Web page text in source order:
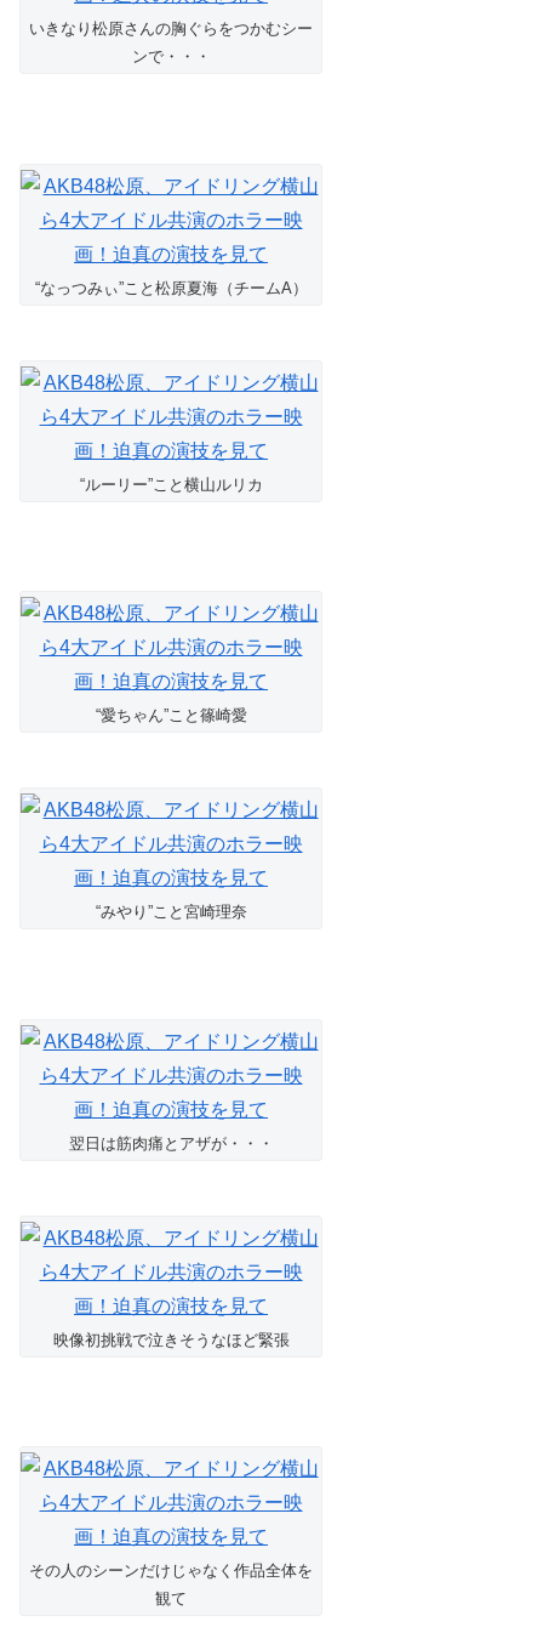
いきなり松原さんの胸ぐらをつかむシー
ンで・・・
“なっつみぃ”こと松原夏海（チームA）
“ルーリー”こと横山ルリカ
“愛ちゃん”こと篠崎愛
“みやり”こと宮崎理奈
翌日は筋肉痛とアザが・・・
映像初挑戦で泣きそうなほど緊張
その人のシーンだけじゃなく作品全体を
観て